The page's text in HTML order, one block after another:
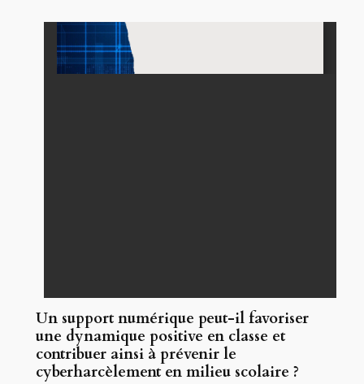
Un support numérique peut-il favoriser
une dynamique positive en classe et
contribuer ainsi à prévenir le
cyberharcèlement en milieu scolaire ?